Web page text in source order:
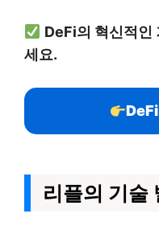
DeFi의 혁신적인
세요.
DeFi
리플의 기술